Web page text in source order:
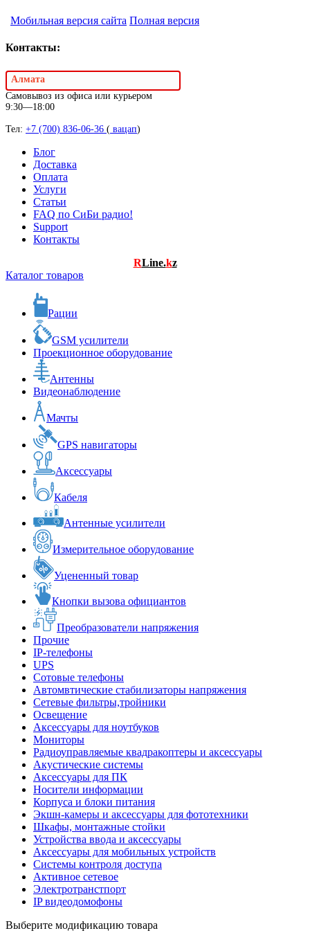
Мобильная версия сайта Полная версия
Контакты:
Алмата
Самовывоз из офиса или курьером
9:30—18:00
Тел: +7 (700) 836-06-36 ( вацап)
Блог
Доставка
Оплата
Услуги
Статьи
FAQ по СиБи радио!
Support
Контакты
RLine.kz
Каталог товаров
Рации
GSM усилители
Проекционное оборудование
Антенны
Видеонаблюдение
Мачты
GPS навигаторы
Аксессуары
Кабеля
Антенные усилители
Измерительное оборудование
Уцененный товар
Кнопки вызова официантов
Преобразователи напряжения
Прочие
IP-телефоны
UPS
Сотовые телефоны
Автомвтические стабилизаторы напряжения
Сетевые фильтры,тройники
Освещение
Аксессуары для ноутбуков
Мониторы
Радиоуправляемые квадракоптеры и аксессуары
Акустические системы
Аксессуары для ПК
Носители информации
Корпуса и блоки питания
Экшн-камеры и аксессуары для фототехники
Шкафы, монтажные стойки
Устройства ввода и аксессуары
Аксессуары для мобильных устройств
Системы контроля доступа
Активное сетевое
Электротранстпорт
IP видеодомофоны
Выберите модификацию товара